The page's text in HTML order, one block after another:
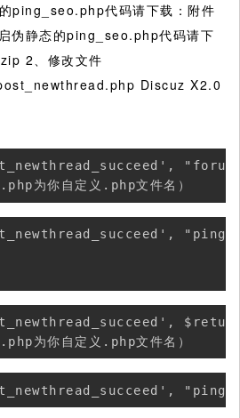
ping_seo.php代码请下载：附件
伪静态的ping_seo.php代码请下
2、修改文件
Discuz X2.0
为你自定义.php文件名）
为你自定义.php文件名）